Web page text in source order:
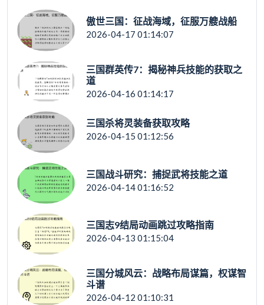
傲世三国：征战海域，征服万艘战船
2026-04-17 01:14:07
三国群英传7：揭秘神兵技能的获取之
道
2026-04-16 01:14:17
三国杀将灵装备获取攻略
2026-04-15 01:12:56
三国战斗研究：捕捉武将技能之道
2026-04-14 01:16:52
三国志9结局动画跳过攻略指南
2026-04-13 01:15:04
三国分城风云：战略布局谋篇，权谋智
斗谱
2026-04-12 01:10:31